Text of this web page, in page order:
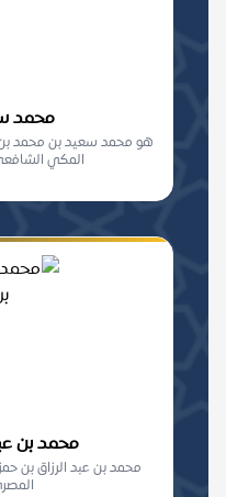
محمد
هو محمد سعيد بن محمد بن
المكي
محمد بن
محمد بن عبد الرزاق بن